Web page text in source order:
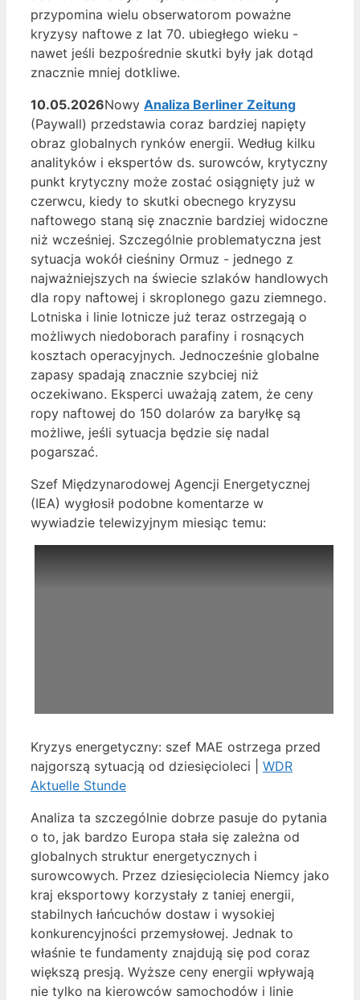
przypomina wielu obserwatorom poważne
kryzysy naftowe z lat 70. ubiegłego wieku -
nawet jeśli bezpośrednie skutki były jak dotąd
znacznie mniej dotkliwe.
10.05.2026Nowy Analiza Berliner Zeitung
(Paywall) przedstawia coraz bardziej napięty
obraz globalnych rynków energii. Według kilku
analityków i ekspertów ds. surowców, krytyczny
punkt krytyczny może zostać osiągnięty już w
czerwcu, kiedy to skutki obecnego kryzysu
naftowego staną się znacznie bardziej widoczne
niż wcześniej. Szczególnie problematyczna jest
sytuacja wokół cieśniny Ormuz - jednego z
najważniejszych na świecie szlaków handlowych
dla ropy naftowej i skroplonego gazu ziemnego.
Lotniska i linie lotnicze już teraz ostrzegają o
możliwych niedoborach parafiny i rosnących
kosztach operacyjnych. Jednocześnie globalne
zapasy spadają znacznie szybciej niż
oczekiwano. Eksperci uważają zatem, że ceny
ropy naftowej do 150 dolarów za baryłkę są
możliwe, jeśli sytuacja będzie się nadal
pogarszać.
Szef Międzynarodowej Agencji Energetycznej
(IEA) wygłosił podobne komentarze w
wywiadzie telewizyjnym miesiąc temu:
Kryzys energetyczny: szef MAE ostrzega przed
najgorszą sytuacją od dziesięcioleci | WDR
Aktuelle Stunde
Analiza ta szczególnie dobrze pasuje do pytania
o to, jak bardzo Europa stała się zależna od
globalnych struktur energetycznych i
surowcowych. Przez dziesięciolecia Niemcy jako
kraj eksportowy korzystały z taniej energii,
stabilnych łańcuchów dostaw i wysokiej
konkurencyjności przemysłowej. Jednak to
właśnie te fundamenty znajdują się pod coraz
większą presją. Wyższe ceny energii wpływają
nie tylko na kierowców samochodów i linie